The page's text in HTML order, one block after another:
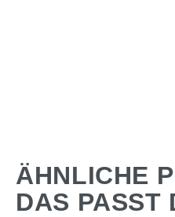
ÄHNLICHE
DAS PASST